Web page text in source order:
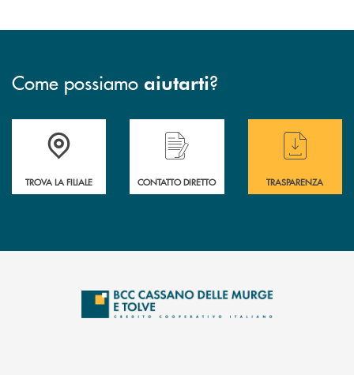
Come possiamo aiutarti?
Accedi all' elenco completo delle filiali
TROVA LA FILIALE
Hai bisogno di assistenza immediata ?
CONTATTO DIRETTO
Hai bisogno di
TRASPARENZA